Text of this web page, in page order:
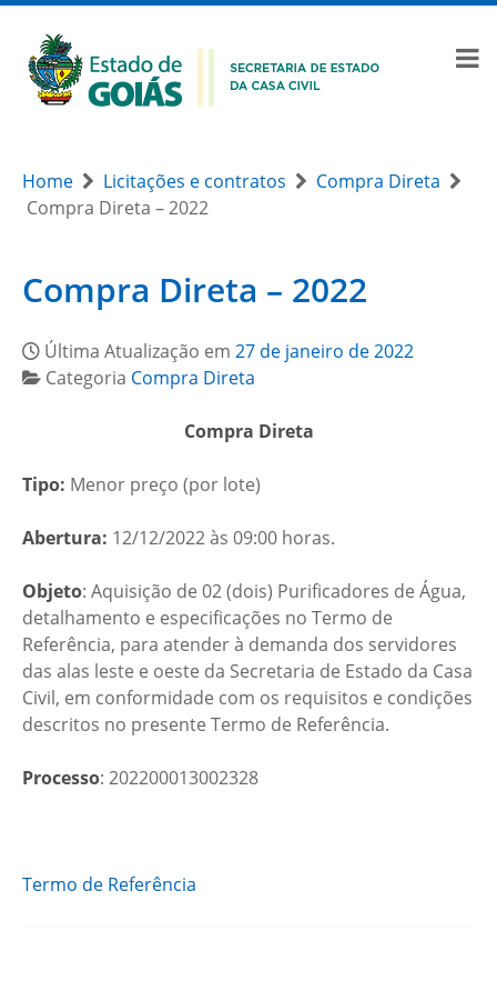
Home Licitações e contratos
Compra Direta
Compra Direta – 2022
Compra Direta – 2022
Última Atualização em 27 de janeiro de 2022
Categoria Compra Direta
Compra Direta
Tipo: Menor preço (por lote)
Abertura: 12/12/2022 às 09:00 horas.
Objeto: Aquisição de 02 (dois) Purificadores de Água,
detalhamento e especificações no Termo de
Referência, para atender à demanda dos servidores
das alas leste e oeste da Secretaria de Estado da Casa
Civil, em conformidade com os requisitos e condições
descritos no presente Termo de Referência.
Processo: 202200013002328
Termo de Referência